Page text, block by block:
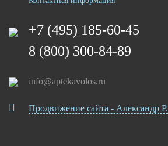
+7 (495) 185-60-45
8 (800) 300-84-89
info@aptekavolos.ru
Продвижение сайта - Александр Р.